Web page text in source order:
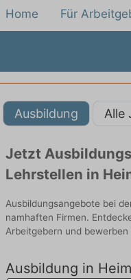
Home Für
Ausbildung Alle
Jetzt
Lehrstellen in
Ausbildungsangebote bei
namhaften Firmen.
Arbeitgebern und
Ausbildung in